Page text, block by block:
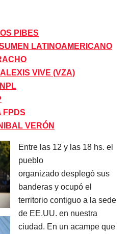
PIBES
LATINOAMERICANO
VIVE (VZA)
FPDS
VERÓN
Entre las 12 y las 18 hs. el
pueblo
organizado desplegó sus
banderas y ocupó el
territorio contiguo a la sede
de EE.UU. en nuestra
ciudad. En un acampe que